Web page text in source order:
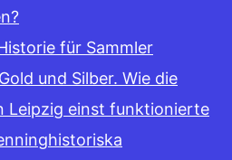
für Sammler
und Silber. Wie die
Leipzig einst funktionierte